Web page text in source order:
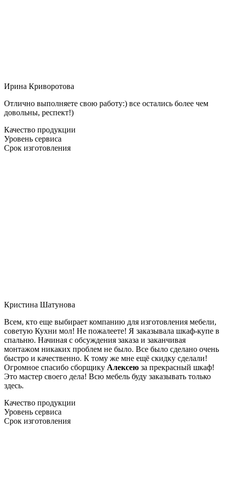
Ирина Криворотова
Отлично выполняете свою работу:) все остались более чем
довольны, респект!)
Качество продукции
Уровень сервиса
Срок изготовления
Кристина Шатунова
Всем, кто еще выбирает компанию для изготовления мебели,
советую Кухни мол! Не пожалеете! Я заказывала шкаф-купе в
спальню. Начиная с обсуждения заказа и заканчивая
монтажом никаких проблем не было. Все было сделано очень
быстро и качественно. К тому же мне ещё скидку сделали!
Огромное спасибо сборщику Алексею за прекрасный шкаф!
Это мастер своего дела! Всю мебель буду заказывать только
здесь.
Качество продукции
Уровень сервиса
Срок изготовления